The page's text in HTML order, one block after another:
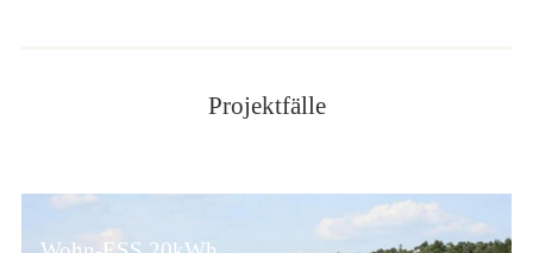
Projektfälle